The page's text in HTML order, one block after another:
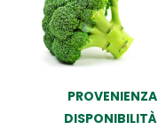
PROVENIENZA
DISPONIBILITÀ